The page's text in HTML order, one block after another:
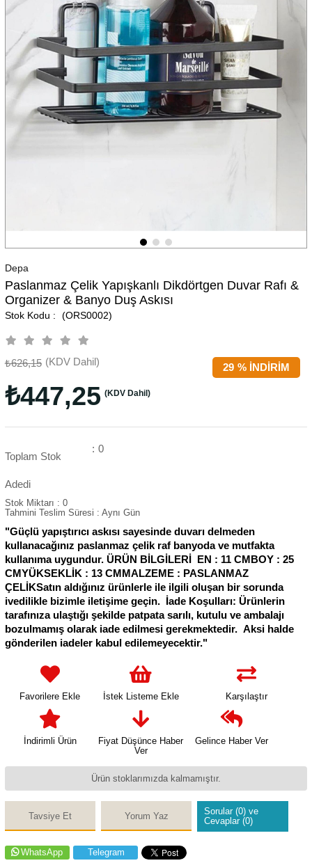
Depa
Paslanmaz Çelik Yapışkanlı Dikdörtgen Duvar Rafı &
Organizer & Banyo Duş Askısı
(ORS0002)
%
29 İNDIRIM
₺626,15 (KDV Dahil)
₺447,25 (KDV Dahil)
Toplam Stok
Adedi
: 0
Stok Miktarı : 0
Tahmini Teslim Süresi : Aynı Gün
"Güçlü yapıştırıcı askısı sayesinde duvarı delmeden
kullanacağınız paslanmaz çelik raf banyoda ve mutfakta
kullanıma uygundur. ÜRÜN BİLGİLERİ EN : 11 CMBOY : 25
CMYÜKSEKLİK : 13 CMMALZEME : PASLANMAZ
ÇELİKSatın aldığınız ürünlerle ile ilgili oluşan bir sorunda
ivedilikle bizimle iletişime geçin. İade Koşulları: Ürünlerin
tarafınıza ulaştığı şekilde patpata sarılı, kutulu ve ambalajı
bozulmamış olarak iade edilmesi gerekmektedir. Aksi halde
gönderilen iadeler kabul edilemeyecektir."
Favorilere Ekle İstek Listeme Ekle Karşılaştır
İndirimli Ürün
Fiyat Düşünce Haber
Ver
Gelince Haber Ver
Ürün stoklarımızda kalmamıştır.
Tavsiye Et Yorum Yaz
Sorular (0) ve
Cevaplar (0)
WhatsApp Telegram